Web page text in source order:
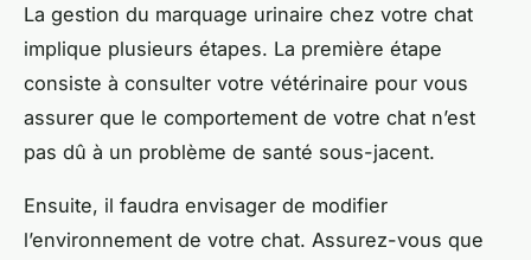
La gestion du marquage urinaire chez votre chat
implique plusieurs étapes. La première étape
consiste à consulter votre vétérinaire pour vous
assurer que le comportement de votre chat n’est
pas dû à un problème de santé sous-jacent.
Ensuite, il faudra envisager de modifier
l’environnement de votre chat. Assurez-vous que